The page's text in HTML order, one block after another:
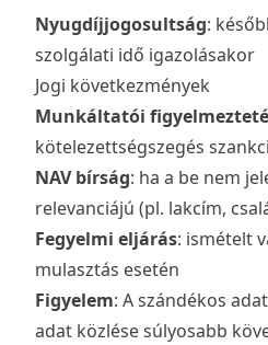
Nyugdíjjogosultság:
szolgálati idő igazolásakor
Jogi következmények
Munkáltatói
kötelezettségszegés
NAV bírság: ha a be nem
relevanciájú (pl. lakcím,
Fegyelmi eljárás: ismételt
mulasztás esetén
Figyelem: A szándékos
adat közlése súlyosabb